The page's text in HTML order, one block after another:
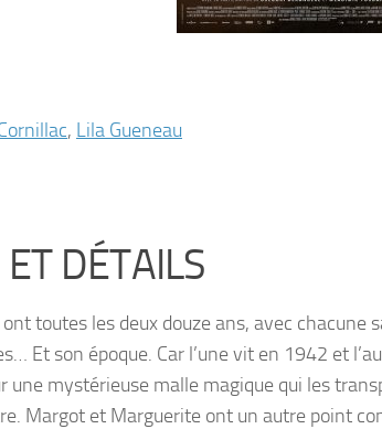
, Lila Gueneau
DÉTAILS
toutes les deux douze ans, avec chacune
Et son époque. Car l’une vit en 1942 et
une mystérieuse malle magique qui les
Margot et Marguerite ont un autre point